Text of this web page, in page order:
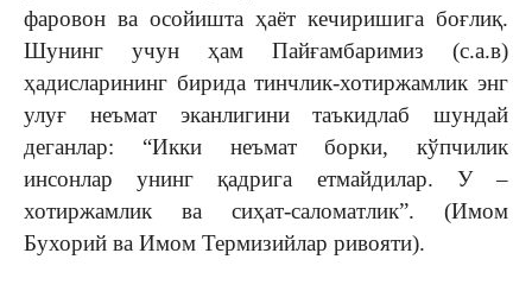
фаровон ва осойишта ҳаёт кечиришига боғлиқ.
Шунинг учун ҳам Пайғамбаримиз (с.а.в)
ҳадисларининг бирида тинчлик-хотиржамлик энг
улуғ неъмат эканлигини таъкидлаб шундай
деганлар: “Икки неъмат борки, кўпчилик
инсонлар унинг қадрига етмайдилар. У –
хотиржамлик ва сиҳат-саломатлик”. (Имом
Бухорий ва Имом Термизийлар ривояти).